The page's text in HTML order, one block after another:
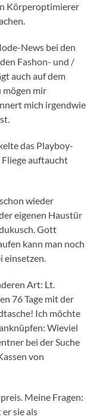
Körperoptimierer
News bei den
Fashon- und /
auch auf dem
mögen mir
mich irgendwie
das Playboy-
auftaucht
wieder
eigenen Haustür
Gott
kann man noch
einsetzen.
Art: Lt.
76 Tage mit der
Ich möchte
Wieviel
bei der Suche
von
Meine Fragen:
sie als